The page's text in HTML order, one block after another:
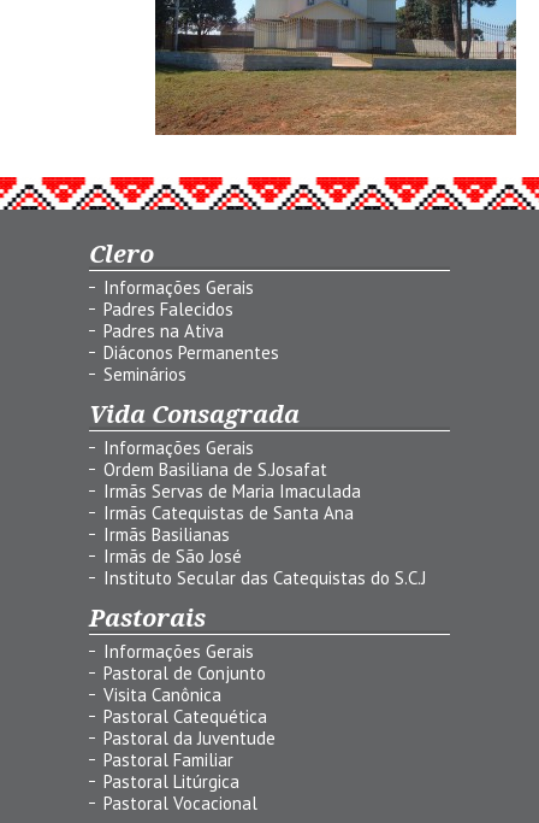
Clero
Informações Gerais
Padres Falecidos
Padres na Ativa
Diáconos Permanentes
Seminários
Vida Consagrada
Informações Gerais
Ordem Basiliana de S.Josafat
Irmãs Servas de Maria Imaculada
Irmãs Catequistas de Santa Ana
Irmãs Basilianas
Irmãs de São José
Instituto Secular das Catequistas do S.C.J
Pastorais
Informações Gerais
Pastoral de Conjunto
Visita Canônica
Pastoral Catequética
Pastoral da Juventude
Pastoral Familiar
Pastoral Litúrgica
Pastoral Vocacional